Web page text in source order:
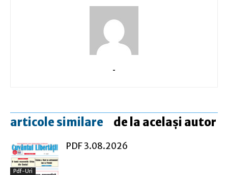
-
articole similare de la același autor
Pdf-Uri
PDF 3.08.2026